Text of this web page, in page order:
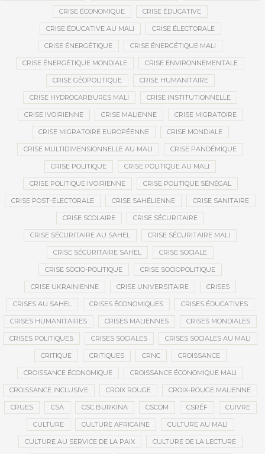
CRISE ÉCONOMIQUE CRISE ÉDUCATIVE
CRISE ÉDUCATIVE AU MALI CRISE ÉLECTORALE
CRISE ÉNERGÉTIQUE CRISE ÉNERGÉTIQUE MALI
CRISE ÉNERGÉTIQUE MONDIALE CRISE ENVIRONNEMENTALE
CRISE GÉOPOLITIQUE CRISE HUMANITAIRE
CRISE HYDROCARBURES MALI CRISE INSTITUTIONNELLE
CRISE IVOIRIENNE CRISE MALIENNE CRISE MIGRATOIRE
CRISE MIGRATOIRE EUROPÉENNE CRISE MONDIALE
CRISE MULTIDIMENSIONNELLE AU MALI CRISE PANDÉMIQUE
CRISE POLITIQUE CRISE POLITIQUE AU MALI
CRISE POLITIQUE IVOIRIENNE CRISE POLITIQUE SÉNÉGAL
CRISE POST-ÉLECTORALE CRISE SAHÉLIENNE CRISE SANITAIRE
CRISE SCOLAIRE CRISE SÉCURITAIRE
CRISE SÉCURITAIRE AU SAHEL CRISE SÉCURITAIRE MALI
CRISE SÉCURITAIRE SAHEL CRISE SOCIALE
CRISE SOCIO-POLITIQUE CRISE SOCIOPOLITIQUE
CRISE UKRAINIENNE CRISE UNIVERSITAIRE CRISES
CRISES AU SAHEL CRISES ÉCONOMIQUES CRISES ÉDUCATIVES
CRISES HUMANITAIRES CRISES MALIENNES CRISES MONDIALES
CRISES POLITIQUES CRISES SOCIALES CRISES SOCIALES AU MALI
CRITIQUE CRITIQUES CRNC CROISSANCE
CROISSANCE ÉCONOMIQUE CROISSANCE ÉCONOMIQUE MALI
CROISSANCE INCLUSIVE CROIX ROUGE CROIX-ROUGE MALIENNE
CRUES CSA CSC BURKINA CSCOM CSRÉF CUIVRE
CULTURE CULTURE AFRICAINE CULTURE AU MALI
CULTURE AU SERVICE DE LA PAIX CULTURE DE LA LECTURE